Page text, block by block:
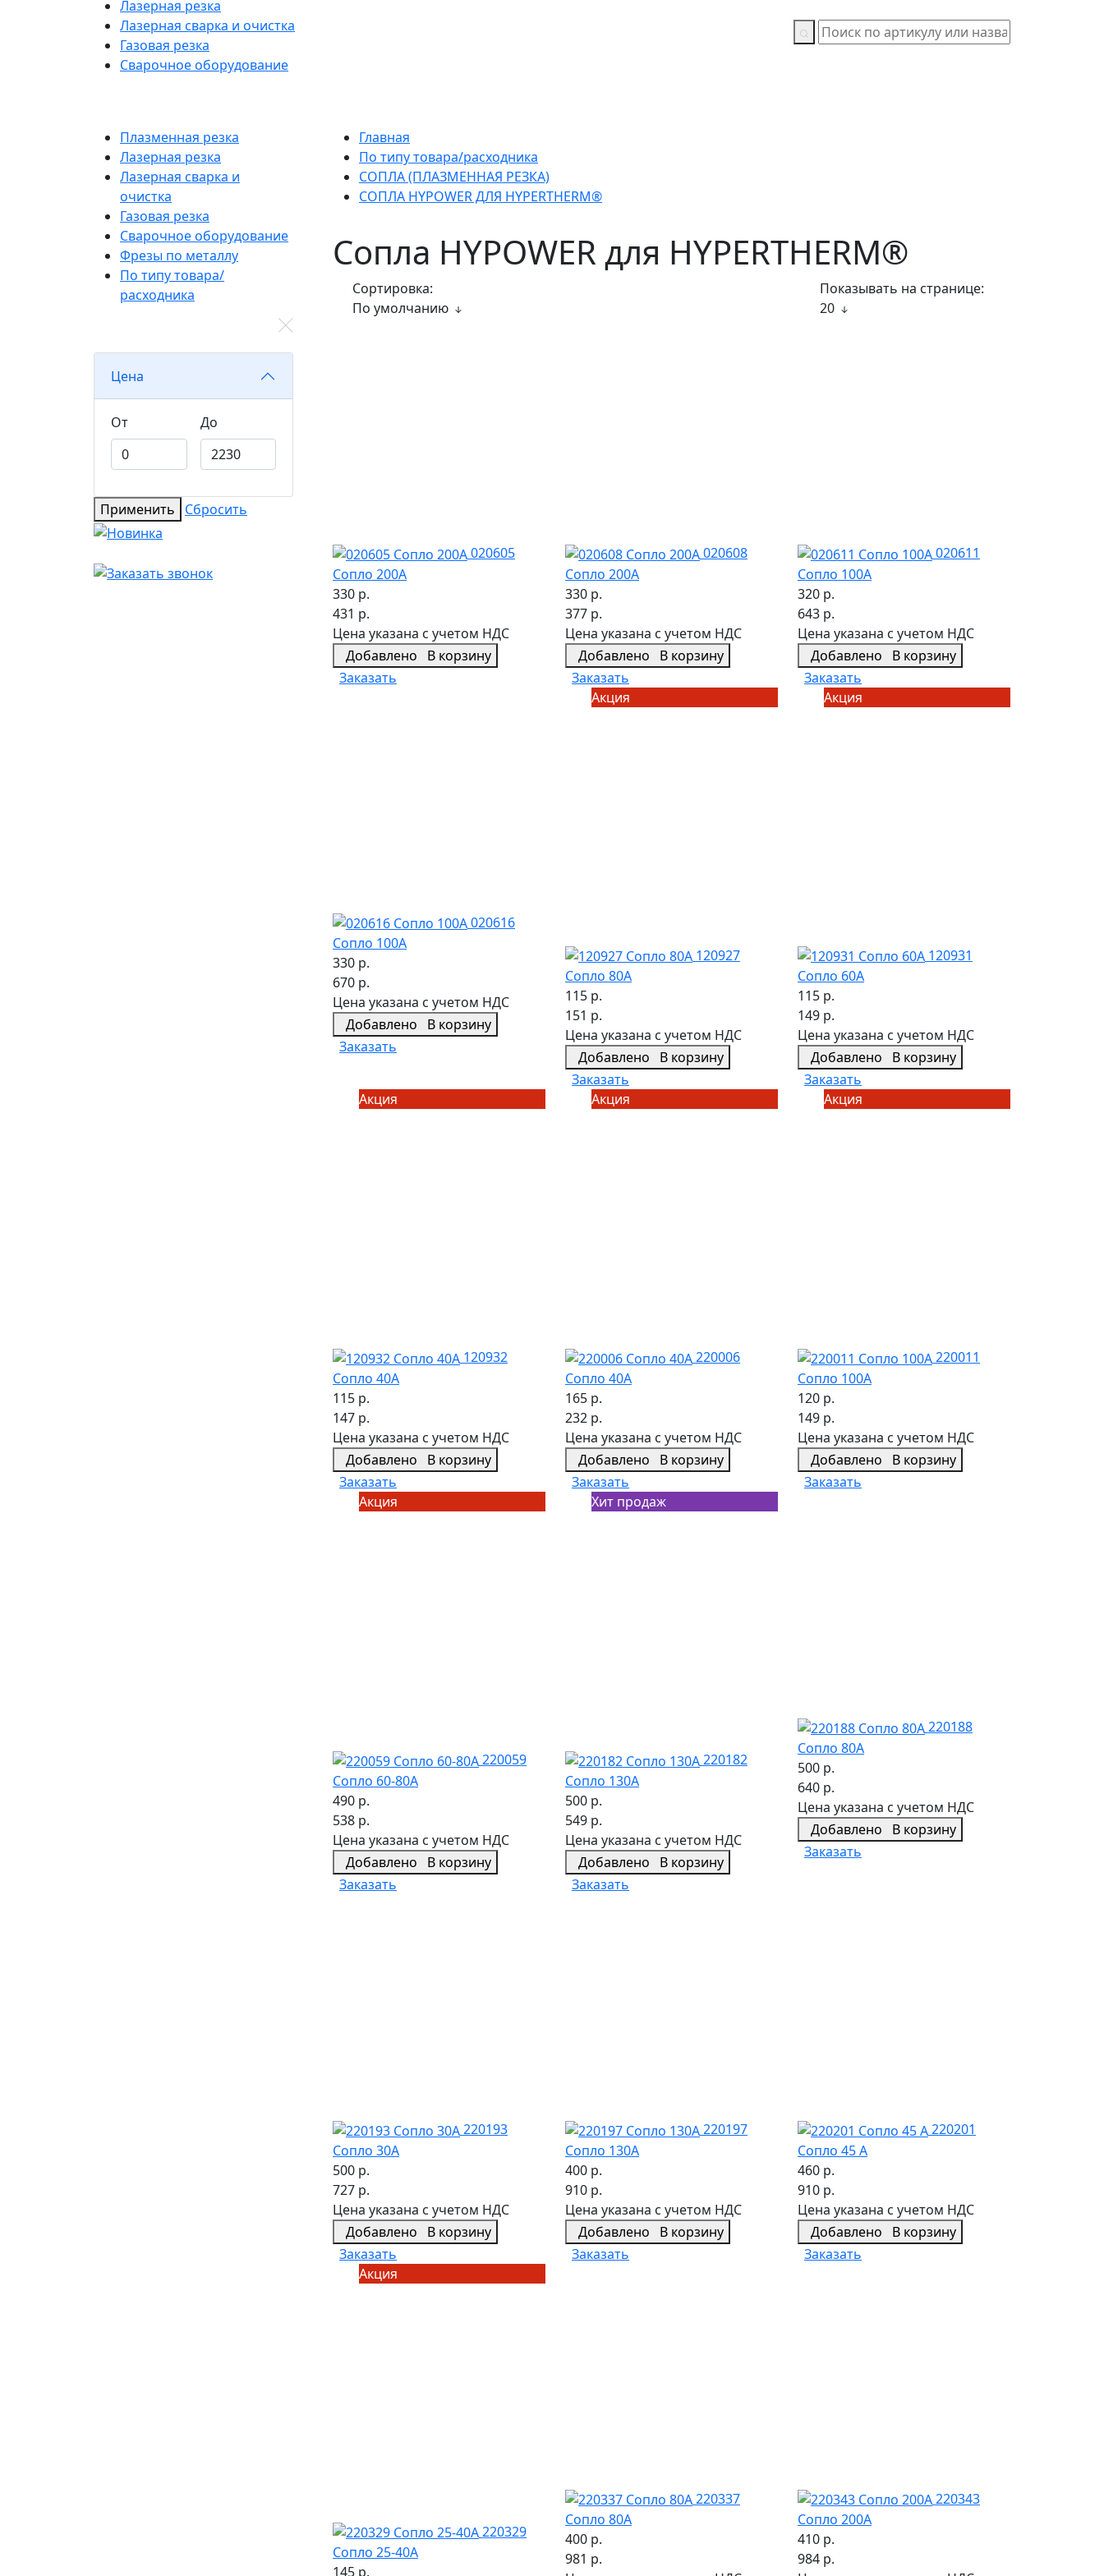
Лазерная резка
Лазерная сварка и очистка
Газовая резка
Сварочное оборудование
Плазменная резка
Лазерная резка
Лазерная сварка и
очистка
Газовая резка
Сварочное оборудование
Фрезы по металлу
По типу товара/
расходника
Цена
От До
Применить Сбросить
Главная
По типу товара/расходника
СОПЛА (ПЛАЗМЕННАЯ РЕЗКА)
СОПЛА HYPOWER ДЛЯ HYPERTHERM®
Сопла HYPOWER для HYPERTHERM®
Сортировка:
По умолчанию
Показывать на странице:
20
020605
Сопло 200А
330 р.
431 р.
Цена указана с учетом НДС
Добавлено
В корзину
Заказать
020608
Сопло 200А
330 р.
377 р.
Цена указана с учетом НДС
Добавлено
В корзину
Заказать
020611
Сопло 100А
320 р.
643 р.
Цена указана с учетом НДС
Добавлено
В корзину
Заказать
020616
Сопло 100А
330 р.
670 р.
Цена указана с учетом НДС
Добавлено
В корзину
Заказать
Акция
120927
Сопло 80A
115 р.
151 р.
Цена указана с учетом НДС
Добавлено
В корзину
Заказать
Акция
120931
Сопло 60A
115 р.
149 р.
Цена указана с учетом НДС
Добавлено
В корзину
Заказать
Акция
120932
Сопло 40А
115 р.
147 р.
Цена указана с учетом НДС
Добавлено
В корзину
Заказать
Акция
220006
Сопло 40А
165 р.
232 р.
Цена указана с учетом НДС
Добавлено
В корзину
Заказать
Акция
220011
Сопло 100А
120 р.
149 р.
Цена указана с учетом НДС
Добавлено
В корзину
Заказать
Акция
220059
Сопло 60-80А
490 р.
538 р.
Цена указана с учетом НДС
Добавлено
В корзину
Заказать
Хит продаж
220182
Сопло 130А
500 р.
549 р.
Цена указана с учетом НДС
Добавлено
В корзину
Заказать
220188
Сопло 80А
500 р.
640 р.
Цена указана с учетом НДС
Добавлено
В корзину
Заказать
220193
Сопло 30А
500 р.
727 р.
Цена указана с учетом НДС
Добавлено
В корзину
Заказать
220197
Сопло 130А
400 р.
910 р.
Цена указана с учетом НДС
Добавлено
В корзину
Заказать
220201
Сопло 45 А
460 р.
910 р.
Цена указана с учетом НДС
Добавлено
В корзину
Заказать
Акция
220329
Сопло 25-40А
145 р.
220337
Сопло 80А
400 р.
981 р.
220343
Сопло 200А
410 р.
984 р.